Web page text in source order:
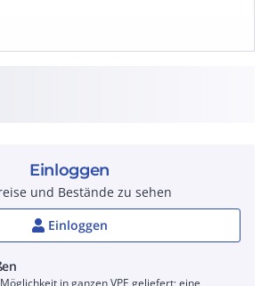
Einloggen
und Bestände zu sehen
Einloggen
in ganzen VPE geliefert; eine